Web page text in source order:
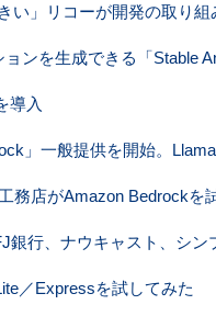
い」リコーが開発の取り組
ンを生成できる「Stable
導入
」一般提供を開始。
務店がAmazon Bedrockを
行、ナウキャスト、シン
／Expressを試してみた